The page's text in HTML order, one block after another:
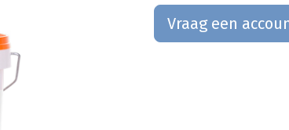
Vraag een